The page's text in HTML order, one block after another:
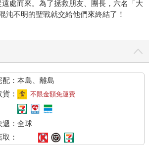
處而來。為了拯救朋友、團長，六名「大
沌不明的聖戰就交給他們來終結了！
配：本島、離島
：
不限金額免運費
遞：全球
：